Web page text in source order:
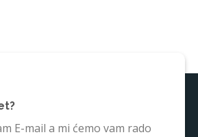
E-mail a mi ćemo vam rado